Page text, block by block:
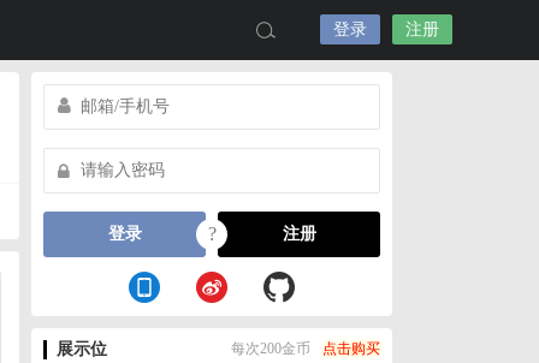
登录 注册
登录 ? 注册
展示位 每次200金币 点击购买